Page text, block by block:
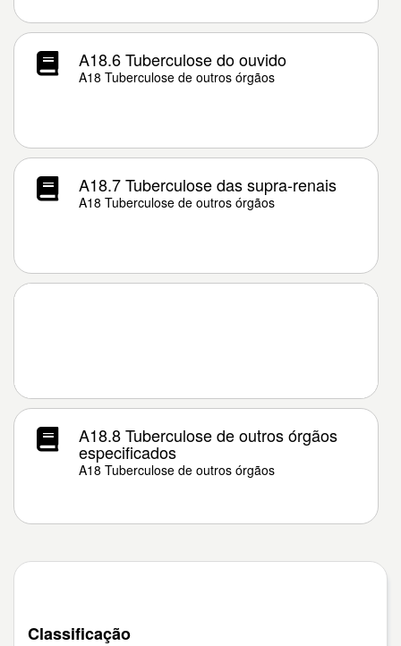
A18.6 Tuberculose do ouvido
A18 Tuberculose de outros órgãos
A18.7 Tuberculose das supra-renais
A18 Tuberculose de outros órgãos
A18.8 Tuberculose de outros órgãos
especificados
A18 Tuberculose de outros órgãos
Classificação